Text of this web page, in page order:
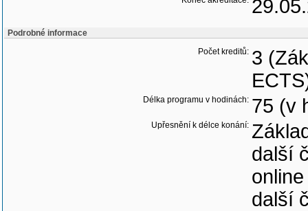
Podrobné informace
Počet kreditů: 3
Délka programu v hodinách: 75 (v
Upřesnění k délce konání:
další
další